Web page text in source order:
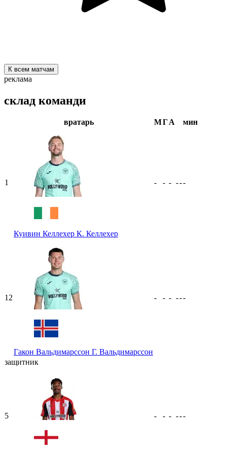
К всем матчам
реклама
склад команди
вратарь МГА мин
1
Куивин Келлехер К. Келлехер
- - - ---
12
Гакон Вальдимарссон Г. Вальдимарссон
- - - ---
защитник
5 - - - ---